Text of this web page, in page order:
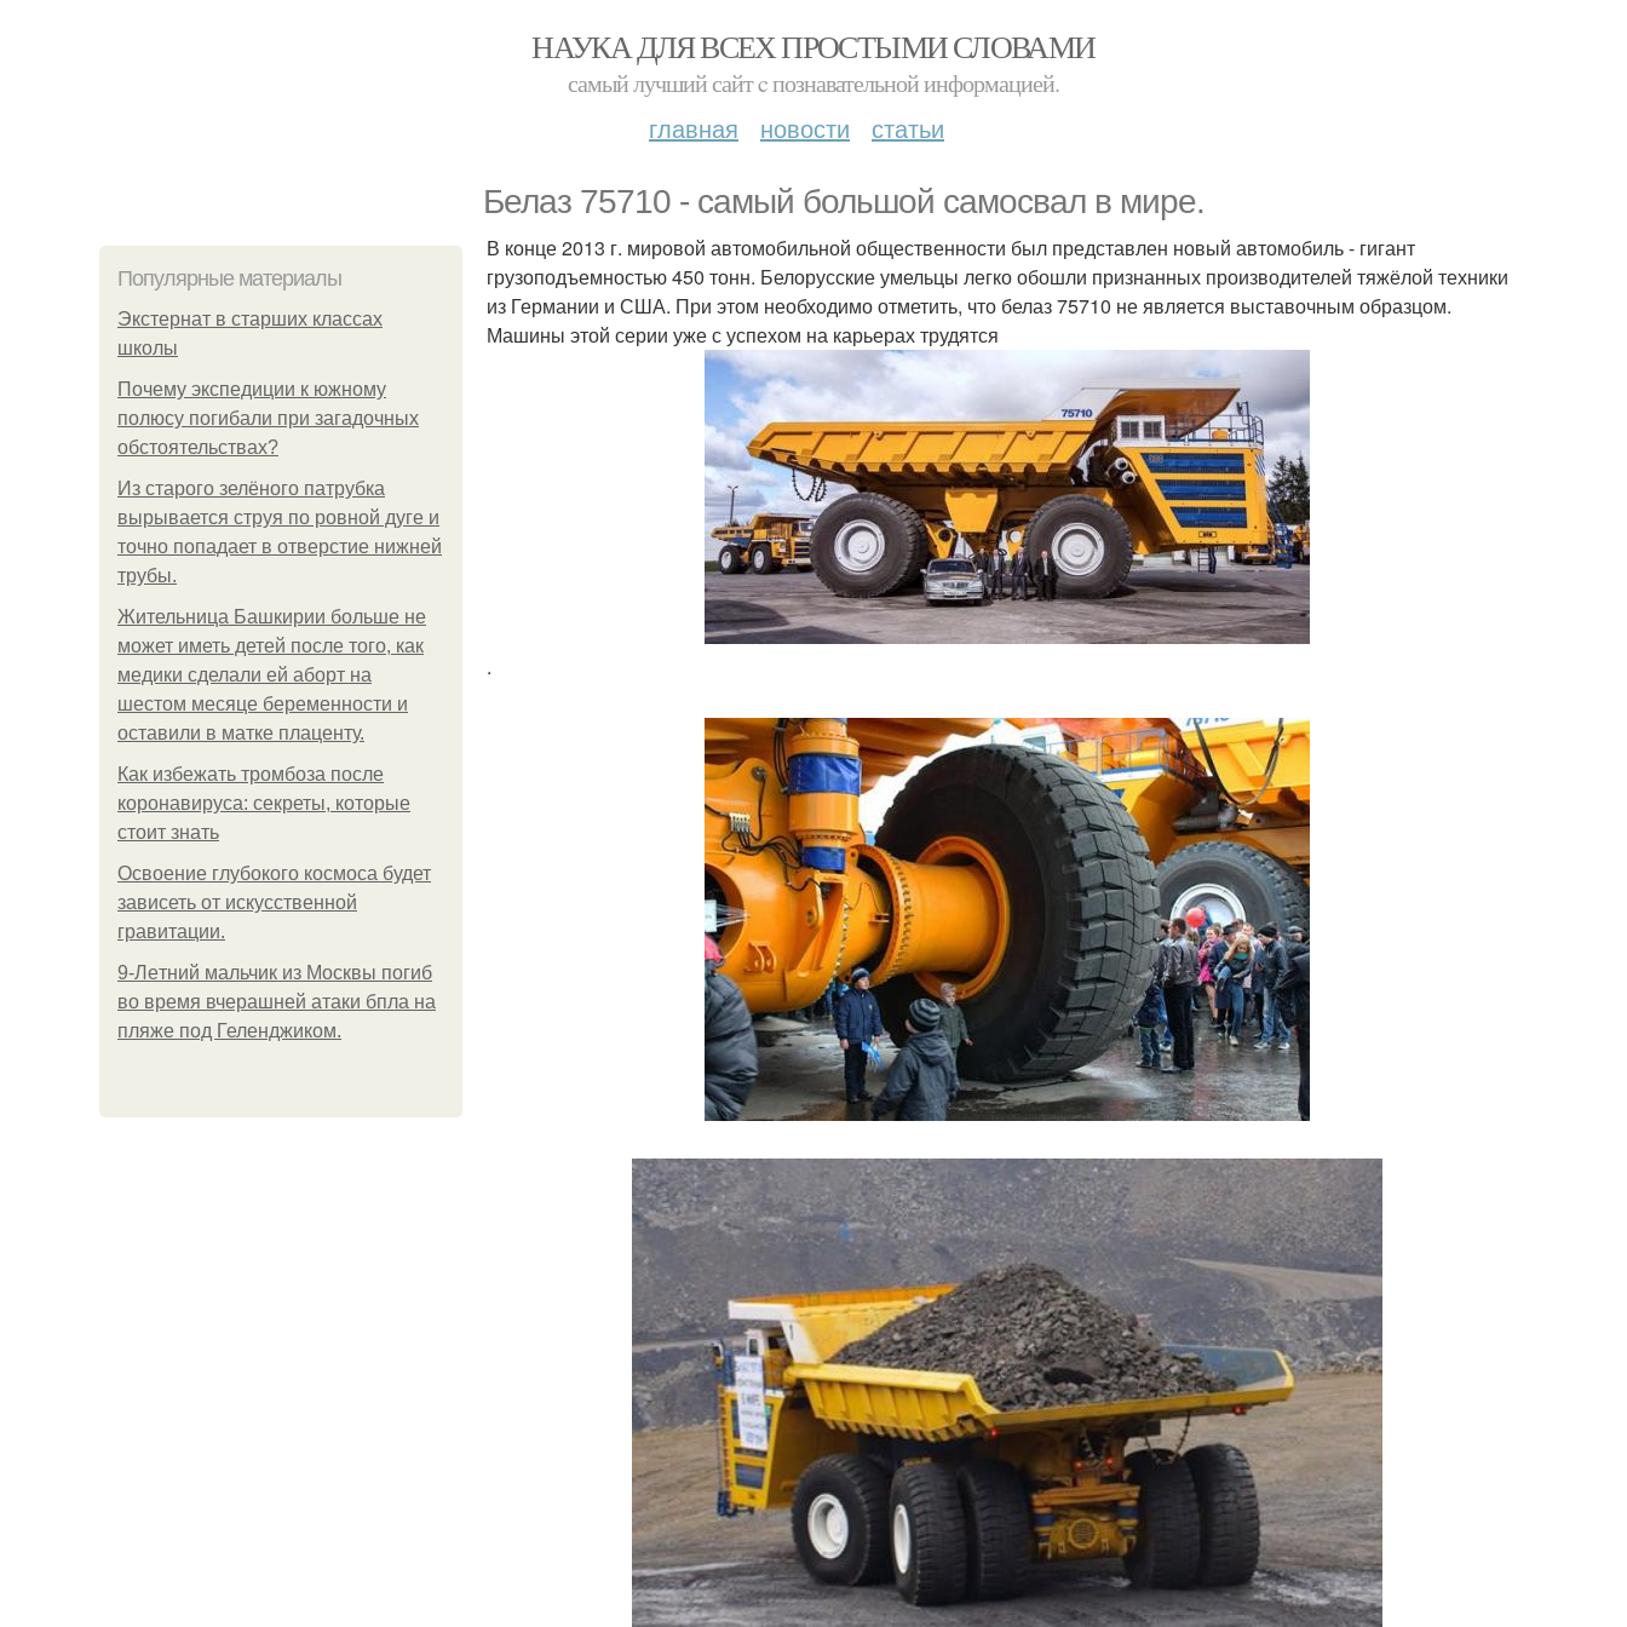
НАУКА ДЛЯ ВСЕХ ПРОСТЫМИ СЛОВАМИ
самый лучший сайт c познавательной информацией.
главная новости статьи
Белаз 75710 - самый большой самосвал в мире.
Популярные материалы
Экстернат в старших классах
школы
Почему экспедиции к южному
полюсу погибали при загадочных
обстоятельствах?
Из старого зелёного патрубка
вырывается струя по ровной дуге и
точно попадает в отверстие нижней
трубы.
Жительница Башкирии больше не
может иметь детей после того, как
медики сделали ей аборт на
шестом месяце беременности и
оставили в матке плаценту.
Как избежать тромбоза после
коронавируса: секреты, которые
стоит знать
Освоение глубокого космоса будет
зависеть от искусственной
гравитации.
9-Лeтний мaльчик из Москвы погиб
во время вчерашней атаки бпла на
пляже под Геленджиком.
В конце 2013 г. мировой автомобильной общественности был представлен новый автомобиль - гигант
грузоподъемностью 450 тонн. Белорусские умельцы легко обошли признанных производителей тяжёлой техники
из Германии и США. При этом необходимо отметить, что белаз 75710 не является выставочным образцом.
Машины этой серии уже с успехом на карьерах трудятся
.